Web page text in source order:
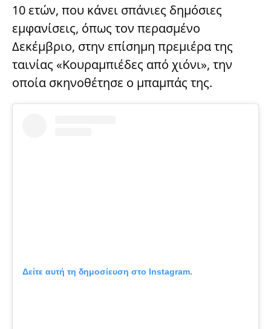
10 ετών, που κάνει σπάνιες δημόσιες
εμφανίσεις, όπως τον περασμένο
Δεκέμβριο, στην επίσημη πρεμιέρα της
ταινίας «Κουραμπιέδες από χιόνι», την
οποία σκηνοθέτησε ο μπαμπάς της.
Δείτε αυτή τη δημοσίευση στο Instagram.